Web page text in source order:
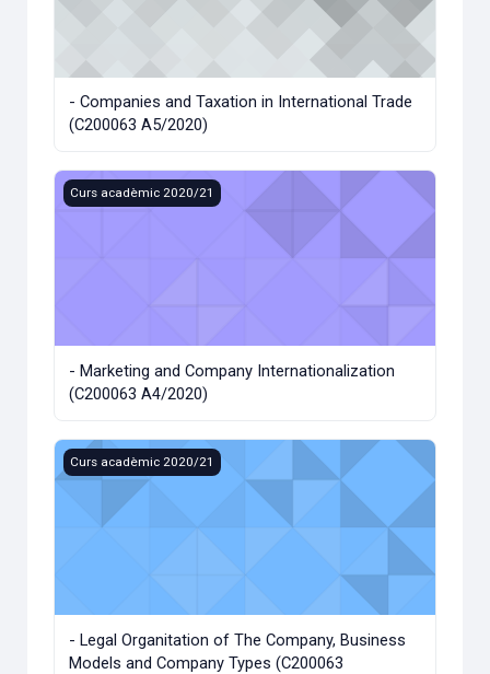
- Companies and Taxation in International Trade
(C200063 A5/2020)
- Marketing and Company Internationalization (C200063
Curs acadèmic 2020/21
- Marketing and Company Internationalization
(C200063 A4/2020)
- Legal Organitation of The Company, Business Models
Curs acadèmic 2020/21
- Legal Organitation of The Company, Business
Models and Company Types (C200063